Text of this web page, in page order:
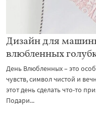
Дизайн для
влюбленных
День Влюбленных – это
чувств, символ чистой и
этот день сделать что-то
Подари...